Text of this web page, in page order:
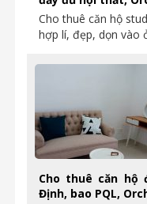
Cho thuê căn hộ
hợp lí, đẹp, dọn vào
Cho thuê căn hộ
Định, bao PQL,